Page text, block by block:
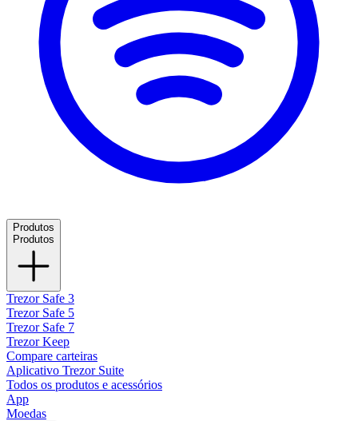
Produtos
Produtos
Trezor Safe 3
Trezor Safe 5
Trezor Safe 7
Trezor Keep
Compare carteiras
Aplicativo Trezor Suite
Todos os produtos e acessórios
App
Moedas